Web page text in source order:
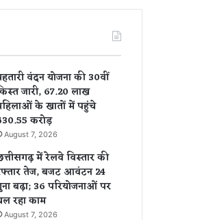
वंदन योजना की 30वीं
जारी, 67.20 लाख
के खातों में पहुंचे
करोड़
August 7, 2026
में रेलवे विस्तार की
तेज, बजट आवंटन 24
बढ़ा; 36 परियोजनाओं पर
रहा काम
August 7, 2026